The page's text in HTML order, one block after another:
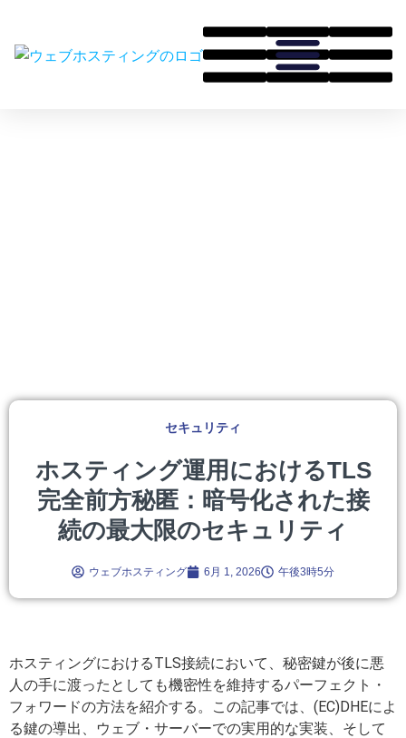
セキュリティ
ホスティング運用におけるTLS
完全前方秘匿：暗号化された接
続の最大限のセキュリティ
ウェブホスティング 6月 1, 2026 午後3時5分
ホスティングにおけるTLS接続において、秘密鍵が後に悪
人の手に渡ったとしても機密性を維持するパーフェクト・
フォワードの方法を紹介する。この記事では、(EC)DHEによ
る鍵の導出、ウェブ・サーバーでの実用的な実装、そして